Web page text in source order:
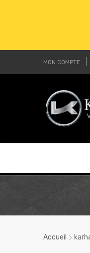
MON COMPTE
Accueil